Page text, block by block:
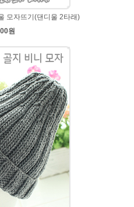
모자뜨기(댄디울 2타래)
원